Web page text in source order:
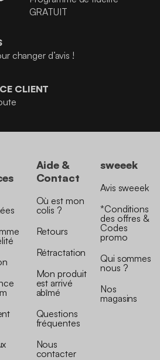
GRATUIT
changer d’avis !
CLIENT
Aide &
Contact
Où est mon
colis ?
Retours
Rétractation
Mon produit
est arrivé
abîmé
Questions
fréquentes
Nous
contacter
sweeek
Avis sweeek
*Conditions
des offres &
Codes
promo
Qui sommes
nous ?
Nos
magasins